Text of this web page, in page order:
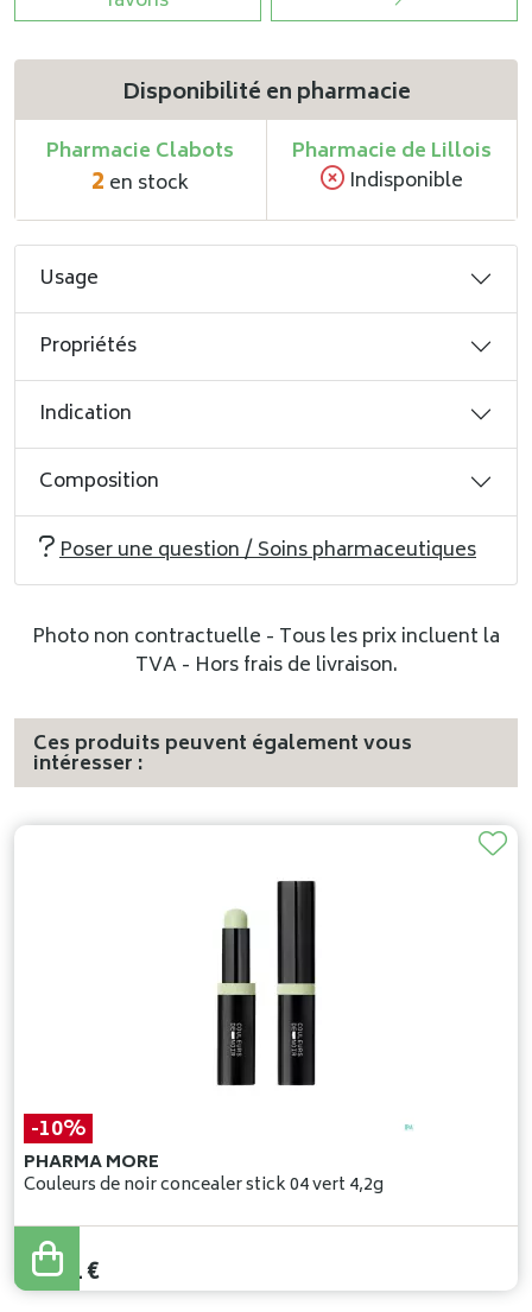
Disponibilité en pharmacie
Pharmacie Clabots
2 en stock
Pharmacie de Lillois
Indisponible
Usage
Propriétés
Indication
Composition
Poser une question / Soins pharmaceutiques
Photo non contractuelle - Tous les prix incluent la
TVA - Hors frais de livraison.
Ces produits peuvent également vous
intéresser :
-10%
PHARMA MORE
Couleurs de noir concealer stick 04 vert 4,2g
29,90
26,91€